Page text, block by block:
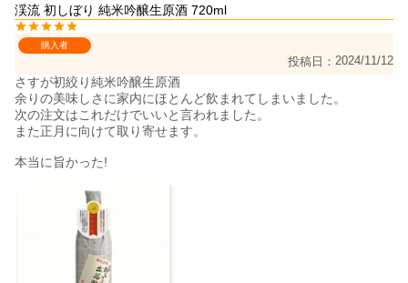
渓流 初しぼり 純米吟醸生原酒 720ml
購入者
投稿日 2024/11/12
さすが初絞り純米吟醸生原酒
余りの美味しさに家内にほとんど飲まれてしまいました。
次の注文はこれだけでいいと言われました。
また正月に向けて取り寄せます。